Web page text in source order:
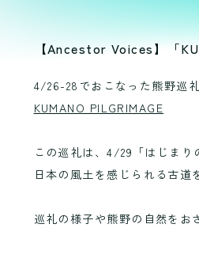
【Ancestor Voices】「
4/26-28でおこなった熊野巡
KUMANO PILGRIMAGE
この巡礼は、4/29「はじまり
日本の風土を感じられる古道
巡礼の様子や熊野の自然をお